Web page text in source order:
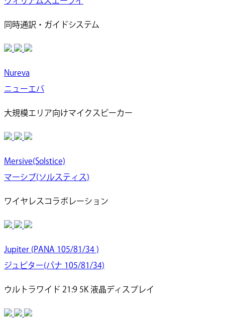
同時通訳・ガイドシステム
Nureva
ニューエバ
大規模エリア向けマイクスピーカー
Mersive(Solstice)
マーシブ(ソルスティス)
ワイヤレスコラボレーション
Jupiter (PANA 105/81/34 )
ジュピター(パナ 105/81/34)
ウルトラワイド 21:9 5K 液晶ディスプレイ